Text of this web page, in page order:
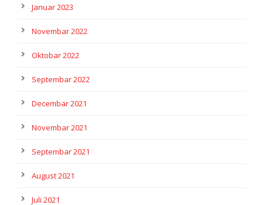
Januar 2023
Novembar 2022
Oktobar 2022
Septembar 2022
Decembar 2021
Novembar 2021
Septembar 2021
August 2021
Juli 2021